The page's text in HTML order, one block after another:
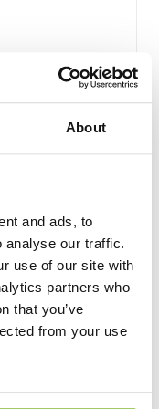
About
and ads, to
analyse our traffic.
use of our site with
partners who
that you’ve
from your use